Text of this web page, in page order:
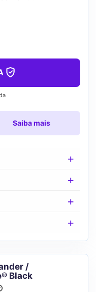
Saiba mais
/
Black